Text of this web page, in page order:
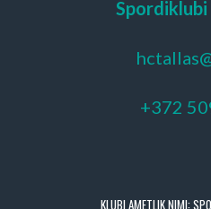
Spordiklubi
+372
KLUBI AMETLIK NIMI: